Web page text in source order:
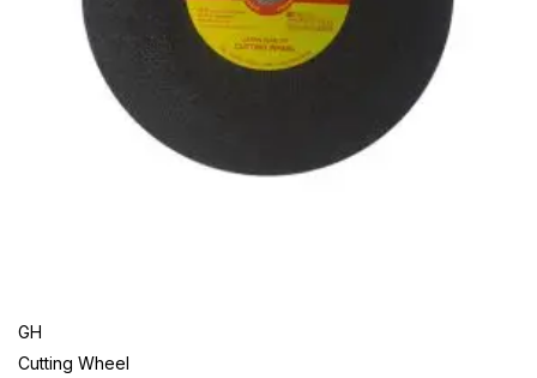
GH
Cutting Wheel